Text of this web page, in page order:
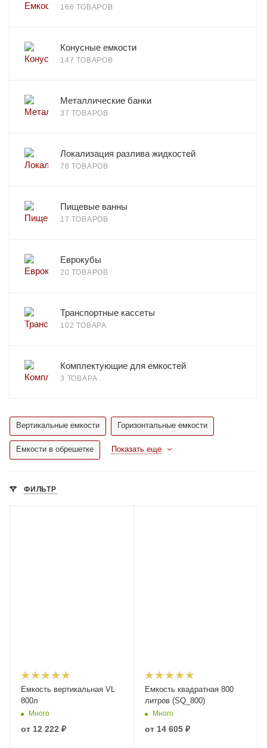
166 ТОВАРОВ
Конусные емкости
147 ТОВАРОВ
Металлические банки
37 ТОВАРОВ
Локализация разлива жидкостей
76 ТОВАРОВ
Пищевые ванны
17 ТОВАРОВ
Еврокубы
20 ТОВАРОВ
Транспортные кассеты
102 ТОВАРА
Комплектующие для емкостей
3 ТОВАРА
Вертикальные емкости Горизонтальные емкости
Емкости в обрешетке Показать еще
ФИЛЬТР
Емкость вертикальная VL
800л
Много
от 12 222 ₽
Емкость квадратная 800
литров (SQ_800)
Много
от 14 605 ₽